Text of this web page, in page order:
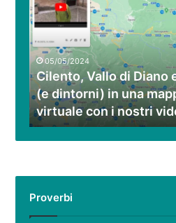
di
Diano
Alburni
(e
dintorni)
in
una
mappa
virtuale
video
05/05/2024
Cilento, Vallo di Diano
(e dintorni) in una
virtuale con i nostri
Proverbi